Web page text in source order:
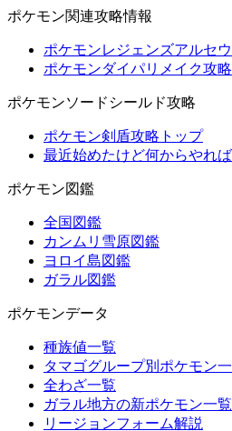
ポケモン関連攻略情報
ポケモンレジェンズアルセ
ポケモンダイパリメイク攻略
ポケモンソードシールド攻略
ポケモン剣盾攻略トップ
最近始めたけど何からやれ
ポケモン図鑑
全国図鑑
カンムリ雪原図鑑
ヨロイ島図鑑
ガラル図鑑
ポケモンデータ
種族値一覧
タマゴグループ別ポケモン
全わざ一覧
ガラル地方の新ポケモン一覧
リージョンフォーム解説